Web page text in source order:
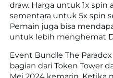
draw. Harga untuk 1x spin
sementara untuk 5x spin
Pemain juga bisa
untuk lebih menghemat
Event Bundle The
bagian dari Token Tower